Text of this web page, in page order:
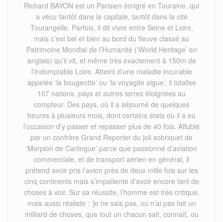
Richard BAYON est un Parisien émigré en Touraine, qui
a vécu tantôt dans la capitale, tantôt dans la cité
Tourangelle. Parfois, il dit vivre entre Seine et Loire,
mais c’est bel et bien au bord du fleuve classé au
Patrimoine Mondial de l’Humanité (‘World Heritage’ en
anglais) qu’il vit, et même très exactement à 150m de
l’indomptable Loire. Atteint d’une maladie incurable
appelée ‘la bougeotte’ ou ‘la voyagite aigue’, il totalise
107 nations, pays et autres terres éloignées au
compteur. Des pays, où il a séjourné de quelques
heures à plusieurs mois, dont certains états où il a eu
l’occasion d’y passer et repasser plus de 40 fois. Affublé
par un confrère Grand Reporter du joli sobriquet de
‘Morpion de Carlingue’ parce que passionné d’aviation
commerciale, et de transport aérien en général, il
prétend avoir pris l’avion près de deux mille fois sur les
cinq continents mais s’impatiente d’avoir encore tant de
choses à voir. Sur sa réussite, l’homme est très critique,
mais aussi réaliste : ‘je ne sais pas, ou n’ai pas fait un
milliard de choses, que tout un chacun sait, connaît, ou